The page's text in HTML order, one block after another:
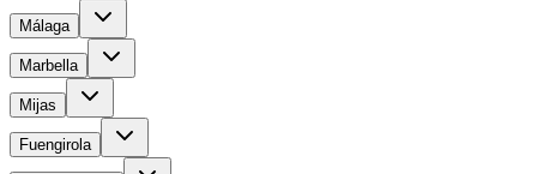
Málaga
Marbella
Mijas
Fuengirola